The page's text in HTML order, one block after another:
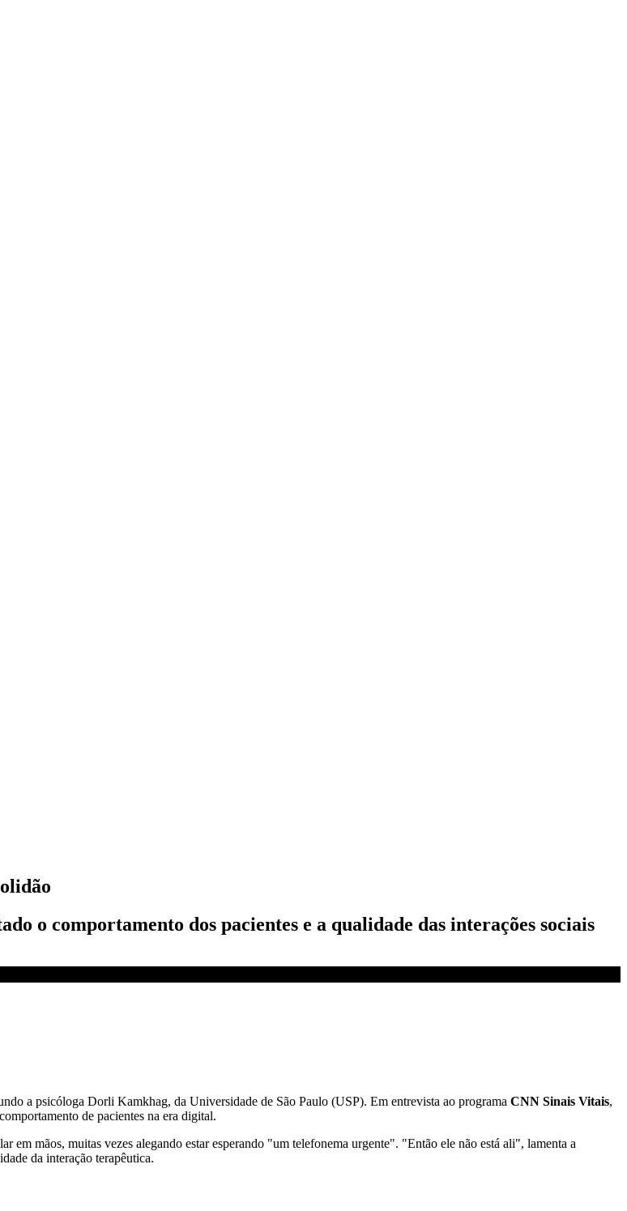
o comportamento dos pacientes e a qualidade das interações sociais
a psicóloga Dorli Kamkhag, da Universidade de São Paulo (USP). Em entrevista ao programa CNN Sinais Vitais,
de pacientes na era digital.
em mãos, muitas vezes alegando estar esperando "um telefonema urgente". "Então ele não está ali", lamenta a
da interação terapêutica.